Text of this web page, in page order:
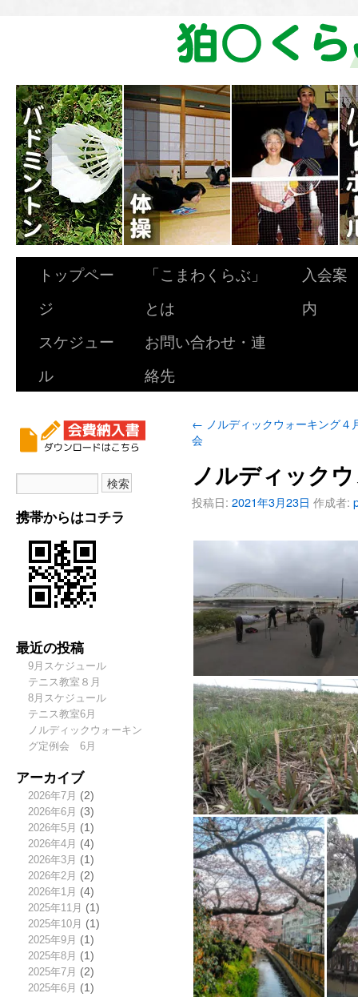
トップペー
ジ
「こまわくらぶ」
とは
入会案
内
スケジュー
ル
お問い合わせ・連
絡先
携帯からはコチラ
最近の投稿
9月スケジュール
テニス教室８月
8月スケジュール
テニス教室6月
ノルディックウォーキン
グ定例会 6月
アーカイブ
2026年7月 (2)
2026年6月 (3)
2026年5月 (1)
2026年4月 (4)
2026年3月 (1)
2026年2月 (2)
2026年1月 (4)
2025年11月 (1)
2025年10月 (1)
2025年9月 (1)
2025年8月 (1)
2025年7月 (2)
2025年6月 (1)
← ノルディックウォーキング４
会
ノルディック
投稿日: 2021年3月23日 作成者: